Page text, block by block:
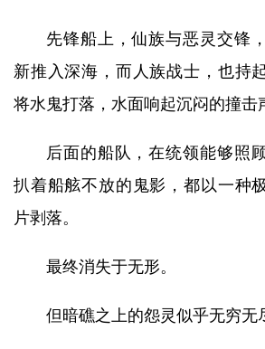
先锋船上，仙族与恶灵交锋
新推入深海，而人族战士，也持
将水鬼打落，水面响起沉闷的撞击
后面的船队，在统领能够照
扒着船舷不放的鬼影，都以一种
片剥落。
最终消失于无形。
但暗礁之上的怨灵似乎无穷